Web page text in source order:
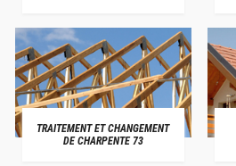
TRAITEMENT ET CHANGEMENT
DE CHARPENTE 73